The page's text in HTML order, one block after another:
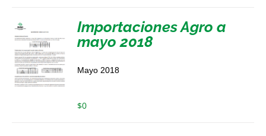
Importaciones Agro a
mayo 2018
Mayo 2018
$0